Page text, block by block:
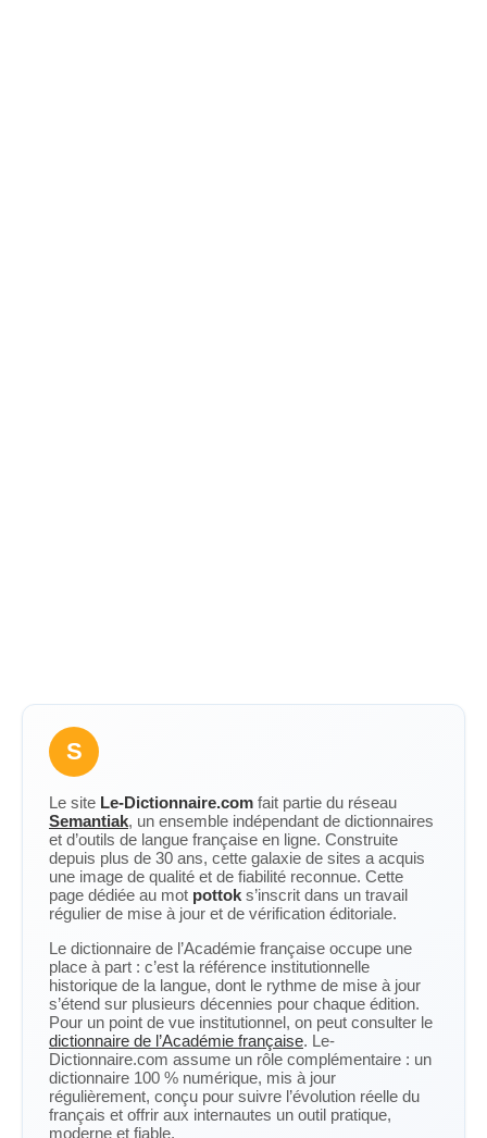
S
Le site Le-Dictionnaire.com fait partie du réseau
Semantiak, un ensemble indépendant de dictionnaires
et d’outils de langue française en ligne. Construite
depuis plus de 30 ans, cette galaxie de sites a acquis
une image de qualité et de fiabilité reconnue. Cette
page dédiée au mot pottok s’inscrit dans un travail
régulier de mise à jour et de vérification éditoriale.
Le dictionnaire de l’Académie française occupe une
place à part : c’est la référence institutionnelle
historique de la langue, dont le rythme de mise à jour
s’étend sur plusieurs décennies pour chaque édition.
Pour un point de vue institutionnel, on peut consulter le
dictionnaire de l’Académie française. Le-
Dictionnaire.com assume un rôle complémentaire : un
dictionnaire 100 % numérique, mis à jour
régulièrement, conçu pour suivre l’évolution réelle du
français et offrir aux internautes un outil pratique,
moderne et fiable.